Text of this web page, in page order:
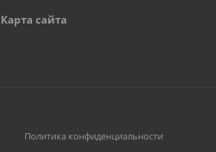
Карта сайта
Политика конфиденциальности